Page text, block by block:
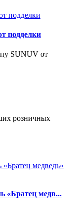
подделки
SUNUV от
розничных
«Братец медв...